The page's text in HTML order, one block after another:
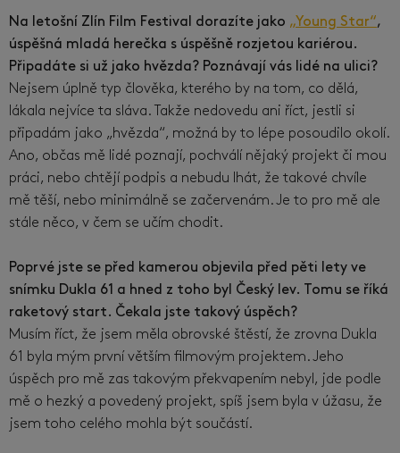
Na letošní Zlín Film Festival dorazíte jako „Young Star“,
úspěšná mladá herečka s úspěšně rozjetou kariérou.
Připadáte si už jako hvězda? Poznávají vás lidé na ulici?
Nejsem úplně typ člověka, kterého by na tom, co dělá,
lákala nejvíce ta sláva. Takže nedovedu ani říct, jestli si
připadám jako „hvězda“, možná by to lépe posoudilo okolí.
Ano, občas mě lidé poznají, pochválí nějaký projekt či mou
práci, nebo chtějí podpis a nebudu lhát, že takové chvíle
mě těší, nebo minimálně se začervenám. Je to pro mě ale
stále něco, v čem se učím chodit.
Poprvé jste se před kamerou objevila před pěti lety ve
snímku Dukla 61 a hned z toho byl Český lev. Tomu se říká
raketový start. Čekala jste takový úspěch?
Musím říct, že jsem měla obrovské štěstí, že zrovna Dukla
61 byla mým první větším filmovým projektem. Jeho
úspěch pro mě zas takovým překvapením nebyl, jde podle
mě o hezký a povedený projekt, spíš jsem byla v úžasu, že
jsem toho celého mohla být součástí.